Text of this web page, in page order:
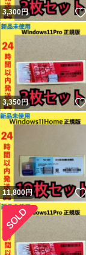
3,300円
3,350円
11,800円